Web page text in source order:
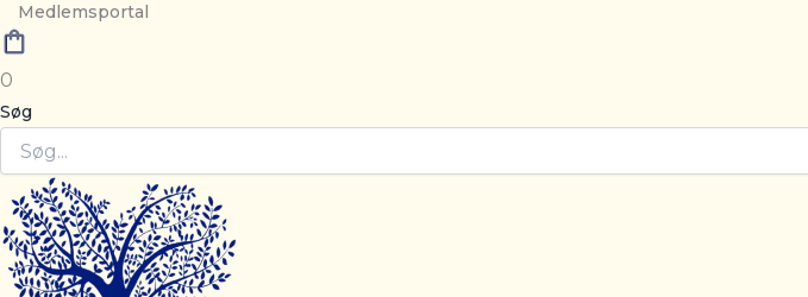
Medlemsportal
0
Søg